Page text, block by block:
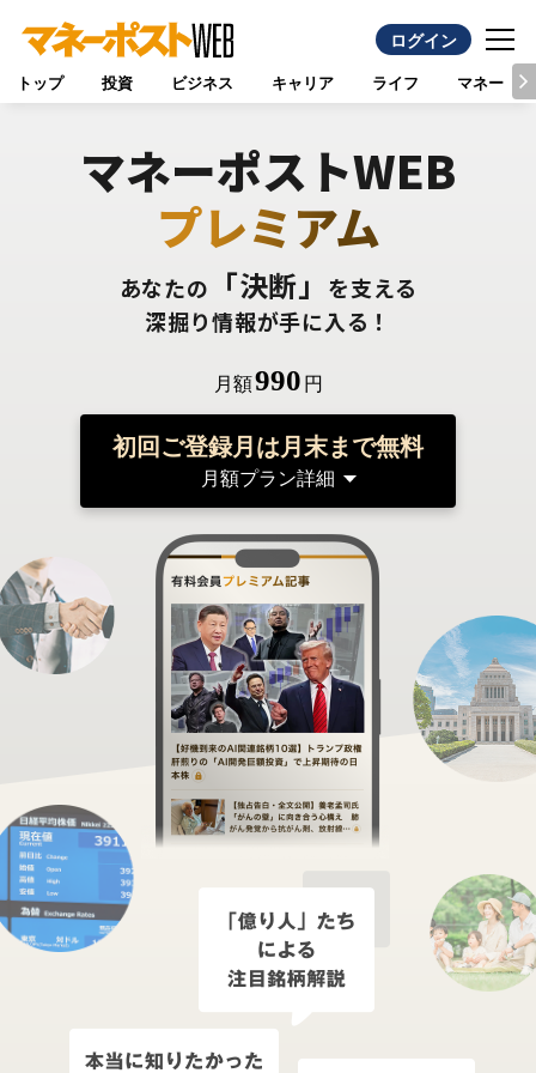
ログイン
トップ 投資 ビジネス キャリア ライフ マネー
マネーポストWEB
プレミアム
あなたの 「決断」
を支える
深掘り情報が手に入る！
月額990 円
初回ご登録月は月末まで無料
月額プラン詳細